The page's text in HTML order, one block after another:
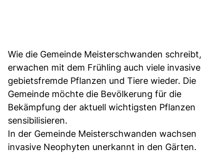
Wie die Gemeinde Meisterschwanden schreibt,
erwachen mit dem Frühling auch viele invasive
gebietsfremde Pflanzen und Tiere wieder. Die
Gemeinde möchte die Bevölkerung für die
Bekämpfung der aktuell wichtigsten Pflanzen
sensibilisieren.
In der Gemeinde Meisterschwanden wachsen
invasive Neophyten unerkannt in den Gärten.